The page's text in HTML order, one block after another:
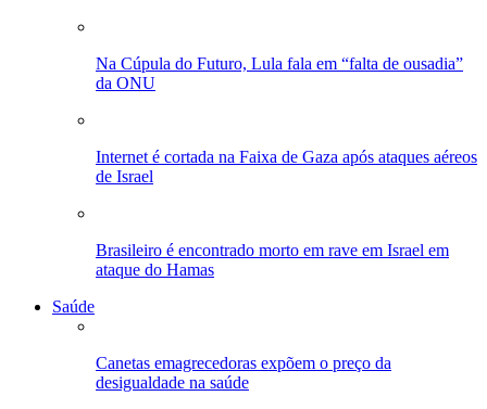
Na Cúpula do Futuro, Lula fala em “falta de ousadia”
da ONU
Internet é cortada na Faixa de Gaza após ataques aéreos
de Israel
Brasileiro é encontrado morto em rave em Israel em
ataque do Hamas
Saúde
Canetas emagrecedoras expõem o preço da
desigualdade na saúde